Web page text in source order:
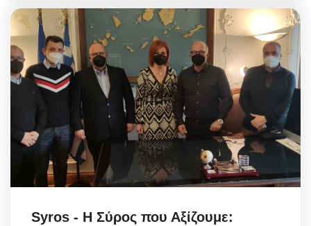
Syros - Η Σύρος που Αξίζουμε: